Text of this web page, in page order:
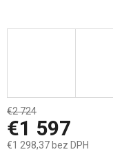
€2 724
€1 597
€1 298,37 bez DPH